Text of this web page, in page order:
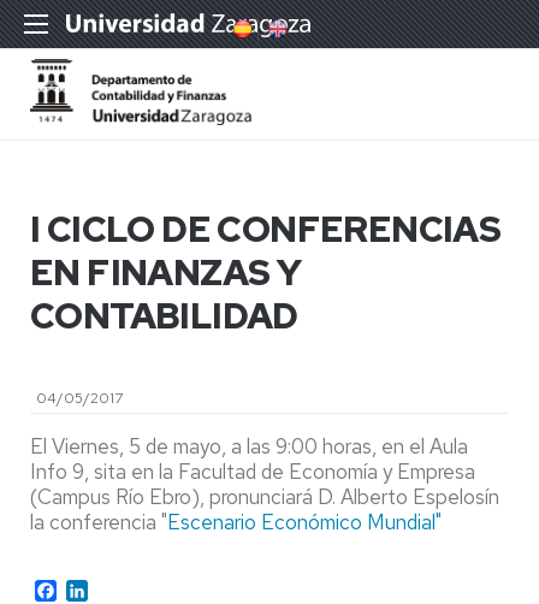
I CICLO DE CONFERENCIAS
EN FINANZAS Y
CONTABILIDAD
04/05/2017
El Viernes, 5 de mayo, a las 9:00 horas, en el Aula
Info 9, sita en la Facultad de Economía y Empresa
(Campus Río Ebro), pronunciará D. Alberto Espelosín
la conferencia "Escenario Económico Mundial"
Facebook